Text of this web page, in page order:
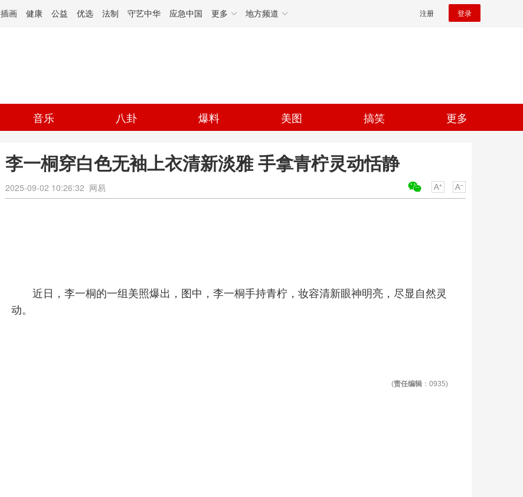
插画 健康 公益 优选 法制 守艺中华 应急中国 更多 地方频道 注册 登录
音乐 八卦 爆料 美图 搞笑 更多
李一桐穿白色无袖上衣清新淡雅 手拿青柠灵动恬静
2025-09-02 10:26:32 网易
近日，李一桐的一组美照爆出，图中，李一桐手持青柠，妆容清新眼神明亮，尽显自然灵
动。
(责任编辑 ：0935)